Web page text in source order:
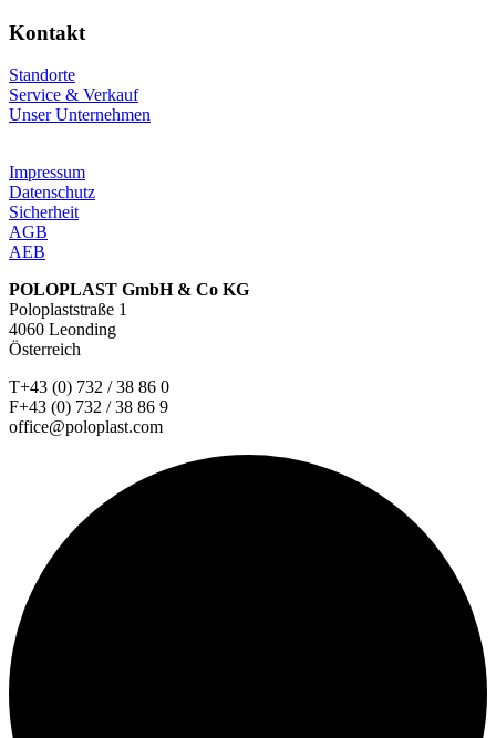
Kontakt
Standorte
Service & Verkauf
Unser Unternehmen
Impressum
Datenschutz
Sicherheit
AGB
AEB
POLOPLAST GmbH & Co KG
Poloplaststraße 1
4060 Leonding
Österreich
T+43 (0) 732 / 38 86 0
F+43 (0) 732 / 38 86 9
office@poloplast.com